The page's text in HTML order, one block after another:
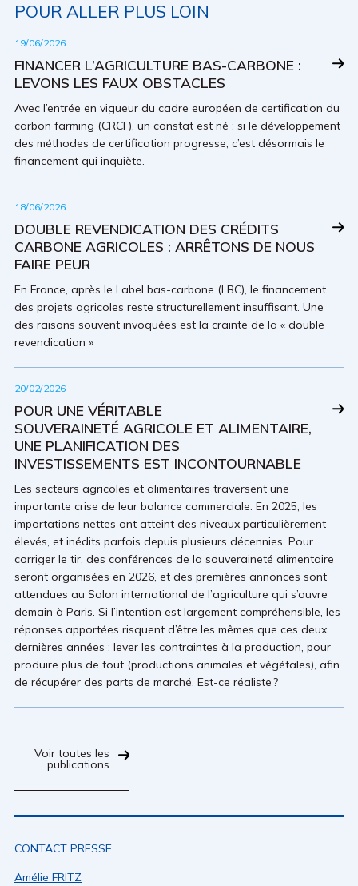
POUR ALLER PLUS LOIN
19/06/2026
FINANCER L’AGRICULTURE BAS-CARBONE :
LEVONS LES FAUX OBSTACLES
Avec l’entrée en vigueur du cadre européen de certification du
carbon farming (CRCF), un constat est né : si le développement
des méthodes de certification progresse, c’est désormais le
financement qui inquiète.
18/06/2026
DOUBLE REVENDICATION DES CRÉDITS
CARBONE AGRICOLES : ARRÊTONS DE NOUS
FAIRE PEUR
En France, après le Label bas-carbone (LBC), le finance­ment
des projets agricoles reste structu­rellement insuffisant. Une
des raisons souvent invoquées est la crainte de la « double
revendication »
20/02/2026
POUR UNE VÉRITABLE
SOUVERAINETÉ AGRICOLE ET ALIMENTAIRE,
UNE PLANIFICATION DES
INVESTISSEMENTS EST INCONTOURNABLE
Les secteurs agricoles et alimentaires traversent une
importante crise de leur balance commerciale. En 2025, les
importations nettes ont atteint des niveaux particulièrement
élevés, et inédits parfois depuis plusieurs décennies. Pour
corriger le tir, des conférences de la souveraineté alimentaire
seront organisées en 2026, et des premières annonces sont
attendues au Salon international de l’agriculture qui s’ouvre
demain à Paris. Si l’intention est largement compréhensible, les
réponses apportées risquent d’être les mêmes que ces deux
dernières années : lever les contraintes à la production, pour
produire plus de tout (productions animales et végétales), afin
de récupérer des parts de marché. Est-ce réaliste ?
Voir toutes les
publications
CONTACT PRESSE
Amélie FRITZ